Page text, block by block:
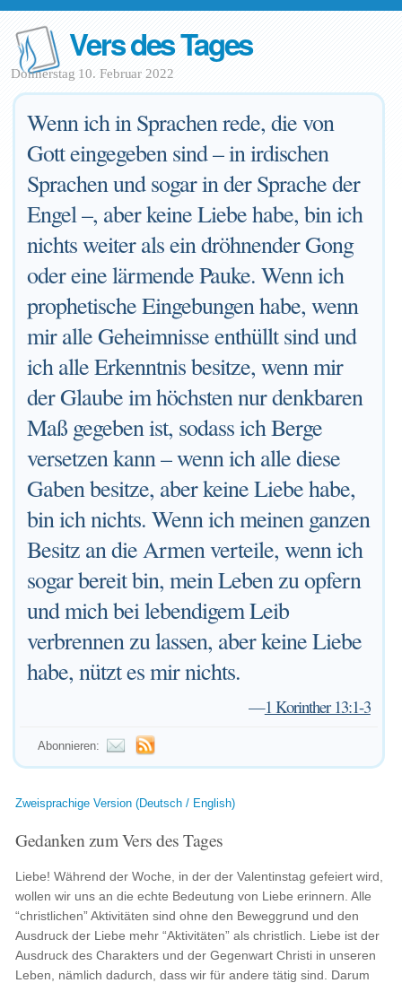
Vers des Tages
Donnerstag 10. Februar 2022
Wenn ich in Sprachen rede, die von
Gott eingegeben sind – in irdischen
Sprachen und sogar in der Sprache der
Engel –, aber keine Liebe habe, bin ich
nichts weiter als ein dröhnender Gong
oder eine lärmende Pauke. Wenn ich
prophetische Eingebungen habe, wenn
mir alle Geheimnisse enthüllt sind und
ich alle Erkenntnis besitze, wenn mir
der Glaube im höchsten nur denkbaren
Maß gegeben ist, sodass ich Berge
versetzen kann – wenn ich alle diese
Gaben besitze, aber keine Liebe habe,
bin ich nichts. Wenn ich meinen ganzen
Besitz an die Armen verteile, wenn ich
sogar bereit bin, mein Leben zu opfern
und mich bei lebendigem Leib
verbrennen zu lassen, aber keine Liebe
habe, nützt es mir nichts.
—1 Korinther 13:1-3
Abonnieren:
Zweisprachige Version (Deutsch / English)
Gedanken zum Vers des Tages
Liebe! Während der Woche, in der der Valentinstag gefeiert wird,
wollen wir uns an die echte Bedeutung von Liebe erinnern. Alle
“christlichen” Aktivitäten sind ohne den Beweggrund und den
Ausdruck der Liebe mehr “Aktivitäten” als christlich. Liebe ist der
Ausdruck des Charakters und der Gegenwart Christi in unseren
Leben, nämlich dadurch, dass wir für andere tätig sind. Darum